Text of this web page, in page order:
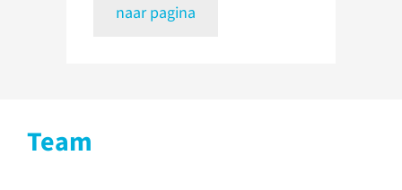
naar pagina
Team